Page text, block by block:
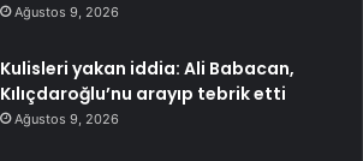
Ağustos 9, 2026
Kulisleri yakan iddia: Ali Babacan,
Kılıçdaroğlu’nu arayıp tebrik etti
Ağustos 9, 2026